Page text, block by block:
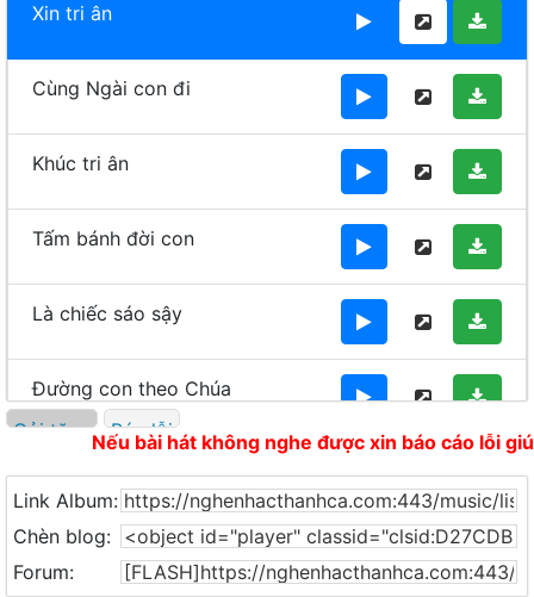
Xin tri ân
Cùng Ngài con đi
Khúc tri ân
Tấm bánh đời con
Là chiếc sáo sậy
Đường con theo Chúa
Tình ngọt ngào
Gửi tặng Báo lỗi
Nếu bài hát không nghe được xin báo cáo lỗi
Link Album:
Chèn blog:
Forum: